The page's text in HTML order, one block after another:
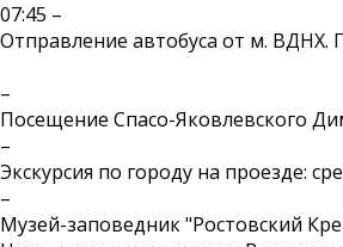
07:45 –
Отправление автобуса от м. ВДНХ.
–
Посещение Спасо-Яковлевского
–
Экскурсия по городу на проезде:
–
Музей-заповедник "Ростовский